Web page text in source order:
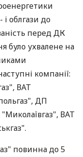
і облгази до
перед ДК
було ухвалене на
компанії:
ВАТ
ДП
ВАТ
повинна до 5